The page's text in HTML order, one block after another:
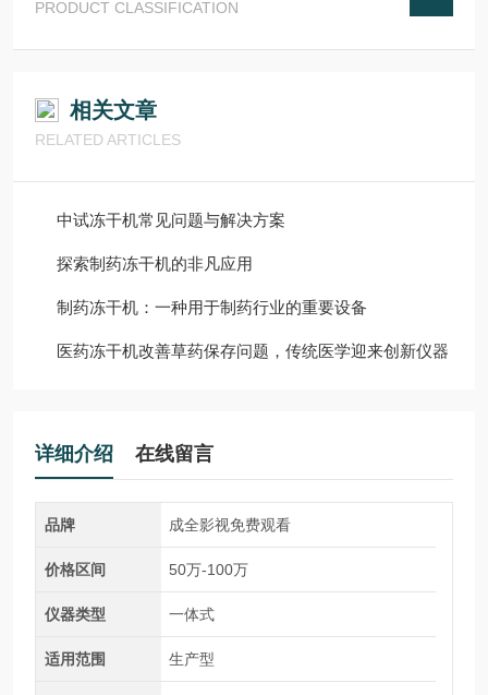
PRODUCT CLASSIFICATION
相关文章
RELATED ARTICLES
中试冻干机常见问题与解决方案
探索制药冻干机的非凡应用
制药冻干机：一种用于制药行业的重要设备
医药冻干机改善草药保存问题，传统医学迎来创新仪器
详细介绍 在线留言
品牌 成全影视免费观看
价格区间 50万-100万
仪器类型 一体式
适用范围 生产型